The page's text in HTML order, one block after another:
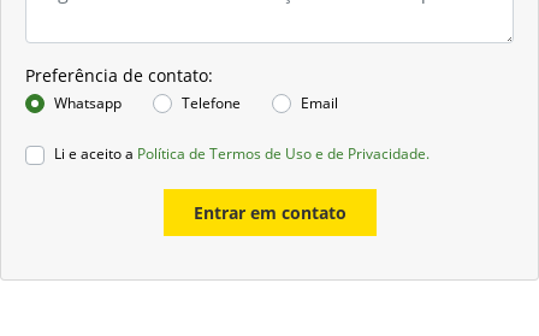
Preferência de contato:
Whatsapp Telefone Email
Li e aceito a Política de Termos de Uso e de Privacidade.
Entrar em contato